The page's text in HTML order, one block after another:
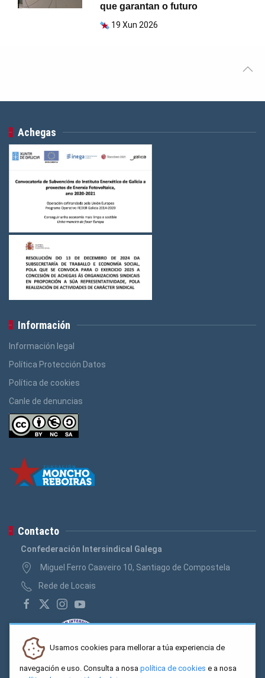
que garantan o futuro
19 Xun 2026
Achegas
Información
Información legal
Política Protección Datos
Política de cookies
Canle de denuncias
Contacto
Confederación Intersindical Galega
Miguel Ferro Caaveiro 10, Santiago de Compostela
Rede de Locais
Usamos cookies para mellorar a túa experiencia de
navegación e uso. Consulta a nosa política de cookies e a nosa